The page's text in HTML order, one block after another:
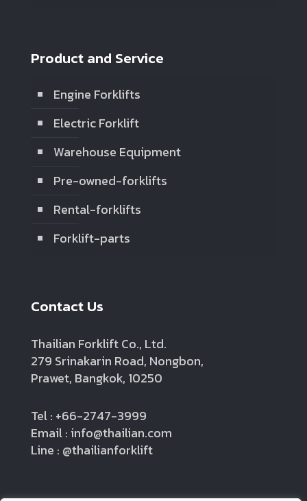
Product and Service
Engine Forklifts
Electric Forklift
Warehouse Equipment
Pre-owned-forklifts
Rental-forklifts
Forklift-parts
Contact Us
Thailian Forklift Co., Ltd.
279 Srinakarin Road, Nongbon,
Prawet, Bangkok, 10250
Tel : +66-2747-3999
Email : info@thailian.com
Line : @thailianforklift